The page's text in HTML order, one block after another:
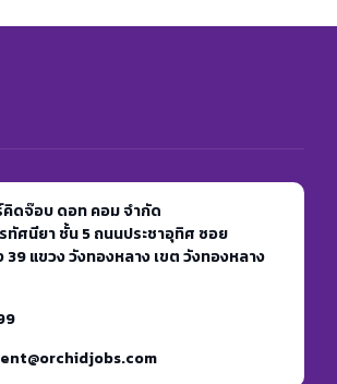
ดจ๊อบ ดอท คอม จำกัด
ทัศนียา ชั้น 5 ถนนประชาอุทิศ ซอย
39 แขวง วังทองหลาง เขต วังทองหลาง